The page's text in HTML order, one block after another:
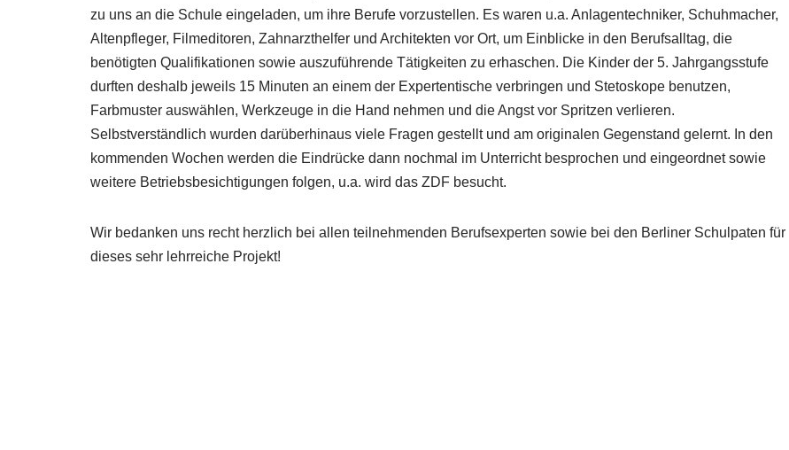
zu uns an die Schule eingeladen, um ihre Berufe vorzustellen. Es waren u.a. Anlagentechniker, Schuhmacher,
Altenpfleger, Filmeditoren, Zahnarzthelfer und Architekten vor Ort, um Einblicke in den Berufsalltag, die
benötigten Qualifikationen sowie auszuführende Tätigkeiten zu erhaschen. Die Kinder der 5. Jahrgangsstufe
durften deshalb jeweils 15 Minuten an einem der Expertentische verbringen und Stetoskope benutzen,
Farbmuster auswählen, Werkzeuge in die Hand nehmen und die Angst vor Spritzen verlieren.
Selbstverständlich wurden darüberhinaus viele Fragen gestellt und am originalen Gegenstand gelernt. In den
kommenden Wochen werden die Eindrücke dann nochmal im Unterricht besprochen und eingeordnet sowie
weitere Betriebsbesichtigungen folgen, u.a. wird das ZDF besucht.
Wir bedanken uns recht herzlich bei allen teilnehmenden Berufsexperten sowie bei den Berliner Schulpaten für
dieses sehr lehrreiche Projekt!